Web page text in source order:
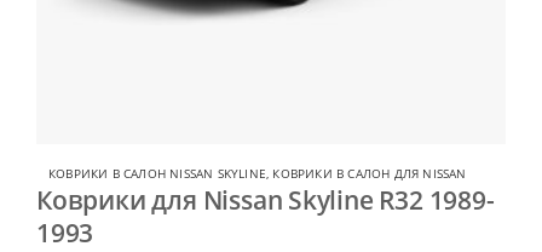
КОВРИКИ В САЛОН NISSAN SKYLINE, КОВРИКИ В САЛОН ДЛЯ NISSAN
Коврики для Nissan Skyline R32 1989-
1993